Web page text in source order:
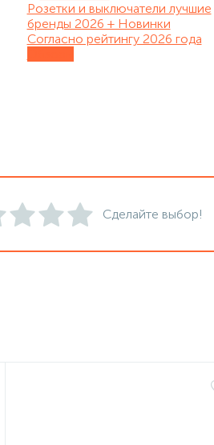
Розетки и выключатели лучшие
бренды 2026 + Новинки
Согласно рейтингу 2026 года
Сделайте выбор!